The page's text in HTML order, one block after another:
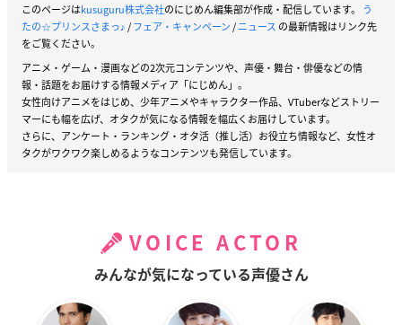
このページはkusuguru株式会社のにじめん編集部が作成・配信しています。
う
たの☆プリンスさまっ♪/フェア・キャンペーン/ニュース の最新情報はリンク先
をご覧ください。
アニメ・ゲーム・漫画などの2次元コンテンツや、声優・舞台・俳優などの情
報・話題をお届けする情報メディア「にじめん」。
女性向けアニメをはじめ、少年アニメやキャラクター作品、VTuberなどストリー
マーにも幅を広げ、オタクが気になる情報を幅広くお届けしています。
さらに、アンケート・ランキング・オタ活（推し活）お役立ち情報など、女性オ
タクがワクワク楽しめるようなコンテンツも発信しています。
VOICE ACTOR
みんなが気になっている声優さん